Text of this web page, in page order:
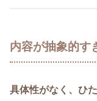
内容が抽象的す
具体性がなく、ひ